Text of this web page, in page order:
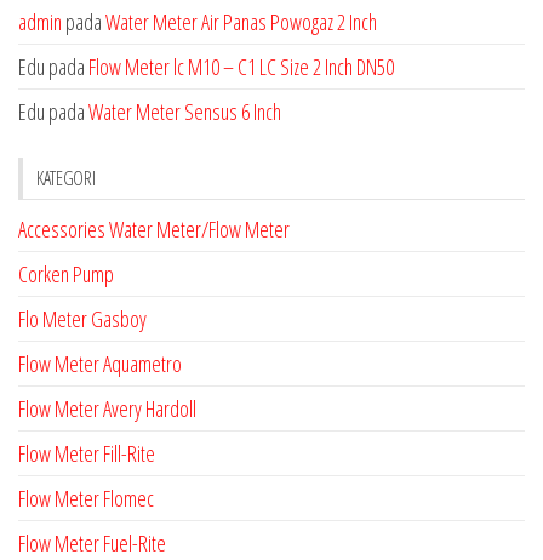
admin padaWater Meter Air Panas Powogaz 2 Inch
Edu pada Flow Meter lc M10 – C1 LC Size 2 Inch DN50
Edu padaWater Meter Sensus 6 Inch
KATEGORI
Accessories Water Meter/Flow Meter
Corken Pump
Flo Meter Gasboy
Flow Meter Aquametro
Flow Meter Avery Hardoll
Flow Meter Fill-Rite
Flow Meter Flomec
Flow Meter Fuel-Rite